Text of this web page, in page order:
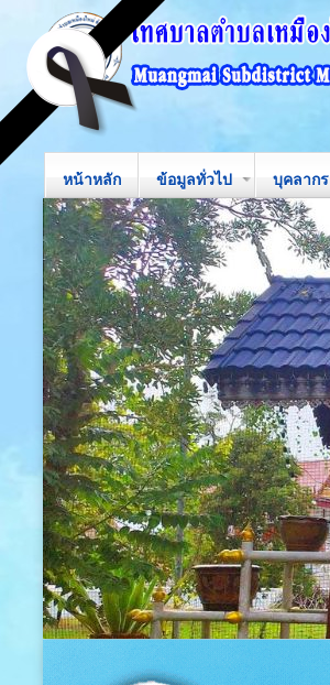
หน้าหลัก ข้อมูลทั่วไป บุคลากร